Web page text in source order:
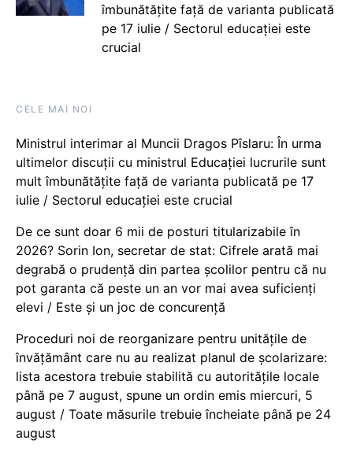
îmbunătățite față de varianta publicată
pe 17 iulie / Sectorul educației este
crucial
CELE MAI NOI
Ministrul interimar al Muncii Dragos Pîslaru: În urma
ultimelor discuții cu ministrul Educației lucrurile sunt
mult îmbunătățite față de varianta publicată pe 17
iulie / Sectorul educației este crucial
De ce sunt doar 6 mii de posturi titularizabile în
2026? Sorin Ion, secretar de stat: Cifrele arată mai
degrabă o prudență din partea școlilor pentru că nu
pot garanta că peste un an vor mai avea suficienți
elevi / Este și un joc de concurență
Proceduri noi de reorganizare pentru unitățile de
învățământ care nu au realizat planul de școlarizare:
lista acestora trebuie stabilită cu autoritățile locale
până pe 7 august, spune un ordin emis miercuri, 5
august / Toate măsurile trebuie încheiate până pe 24
august